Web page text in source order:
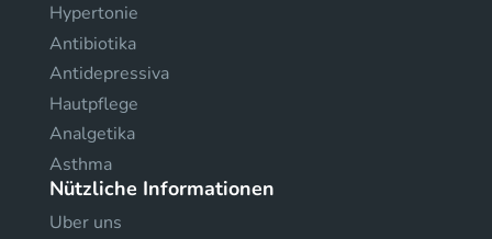
Hypertonie
Antibiotika
Antidepressiva
Hautpflege
Analgetika
Asthma
Nützliche Informationen
Uber uns